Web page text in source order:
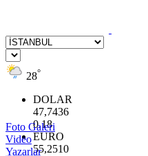
28°
DOLAR
47,7436
0.18
EURO
55,2510
Foto Galeri
Video
Yazarlar